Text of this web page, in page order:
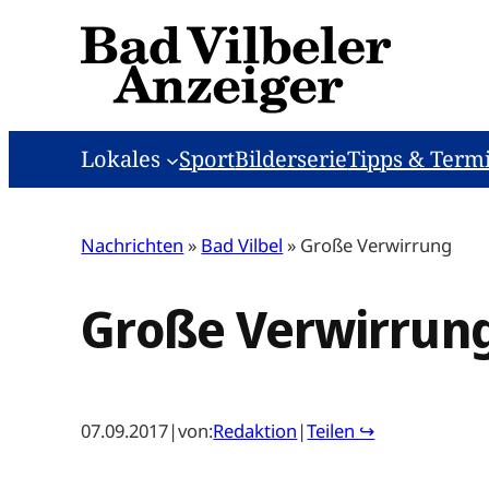
Lokales SportBilderserieTipps &
Nachrichten » Bad Vilbel » Große Verwirrung
Große
07.09.2017|von:Redaktion |Teilen ↪